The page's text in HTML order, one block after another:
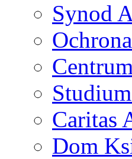
Synod
Caritas
Dom